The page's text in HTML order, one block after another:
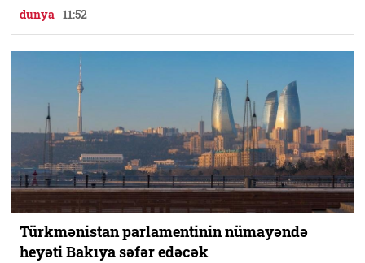
dunya 11:52
Türkmənistan parlamentinin nümayəndə
heyəti Bakıya səfər edəcək